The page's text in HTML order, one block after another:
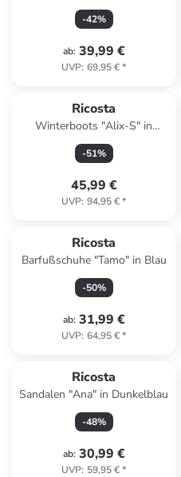
-42%
ab: 39,99 €
UVP: 69,95 €*
Ricosta
Winterboots "Alix-S" in
Anthrazit
-51%
45,99 €
UVP: 94,95 €*
Ricosta
Barfußschuhe "Tamo" in Blau
-50%
ab: 31,99 €
UVP: 64,95 €*
Ricosta
Sandalen "Ana" in Dunkelblau
-48%
ab: 30,99 €
UVP: 59,95 €*